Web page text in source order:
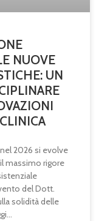
NUOVE
UN
2026 si evolve
massimo rigore
del Dott.
solidità delle